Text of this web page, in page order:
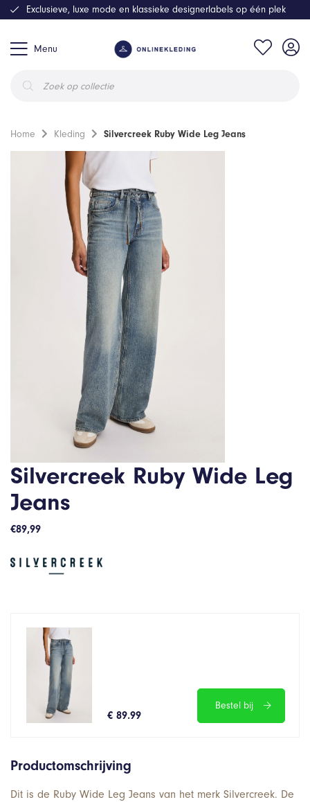
Menu
zoeken
Exclusieve, luxe mode en klassieke designerlabels op één plek
Home Kleding Silvercreek Ruby Wide Leg Jeans
Silvercreek Ruby Wide Leg
Jeans
€89,99
€ 89.99
Bestel bij
Productomschrijving
Dit is de Ruby Wide Leg Jeans van het merk Silvercreek. De